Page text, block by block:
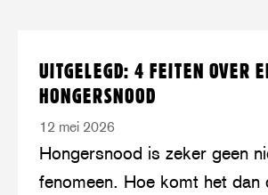
UITGELEGD: 4 FEITEN OVER
HONGERSNOOD
12 mei 2026
Hongersnood is zeker geen
fenomeen. Hoe komt het dan
meer
Uitgelegd:
feiten
over
een